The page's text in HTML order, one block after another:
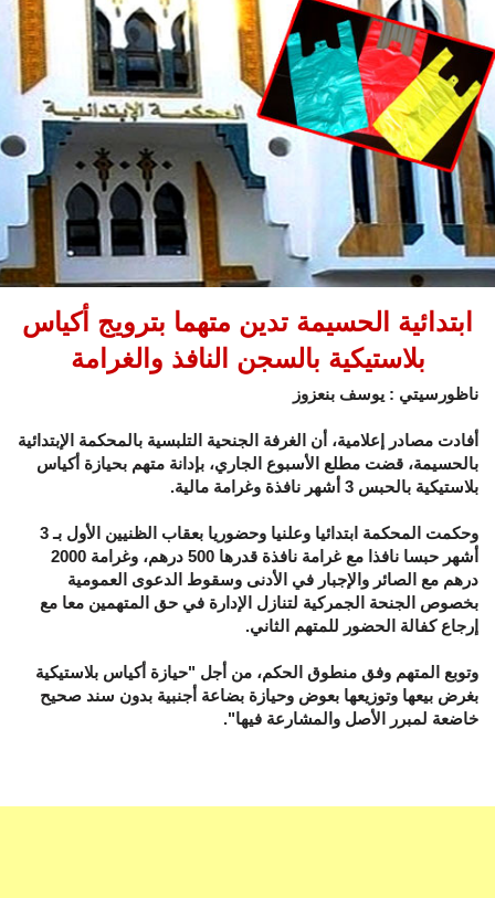
ابتدائية الحسيمة تدين متهما بترويج أكياس
بلاستيكية بالسجن النافذ والغرامة
ناظورسيتي : يوسف بنعزوز
أفادت مصادر إعلامية، أن الغرفة الجنحية التلبسية بالمحكمة الإبتدائية
بالحسيمة، قضت مطلع الأسبوع الجاري، بإدانة متهم بحيازة أكياس
بلاستيكية بالحبس 3 أشهر نافذة وغرامة مالية.
وحكمت المحكمة ابتدائيا وعلنيا وحضوريا بعقاب الظنيين الأول بـ 3
أشهر حبسا نافذا مع غرامة نافذة قدرها 500 درهم، وغرامة 2000
درهم مع الصائر والإجبار في الأدنى وسقوط الدعوى العمومية
بخصوص الجنحة الجمركية لتنازل الإدارة في حق المتهمين معا مع
إرجاع كفالة الحضور للمتهم الثاني.
وتوبع المتهم وفق منطوق الحكم، من أجل "حيازة أكياس بلاستيكية
بغرض بيعها وتوزيعها بعوض وحيازة بضاعة أجنبية بدون سند صحيح
خاضعة لمبرر الأصل والمشارعة فيها".